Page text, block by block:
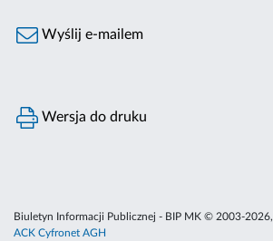
Wyślij e-mailem
Wersja do druku
Biuletyn Informacji Publicznej - BIP MK © 2003-2026,
ACK Cyfronet AGH